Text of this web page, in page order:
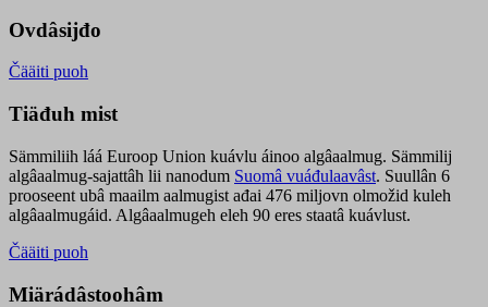
Ovdâsijđo
Čääiti puoh
Tiäđuh mist
Sämmiliih láá Euroop Union kuávlu áinoo algâaalmug. Sämmilij
algâaalmug-sajattâh lii nanodum Suomâ vuáđulaavâst. Suullân 6
prooseent ubâ maailm aalmugist ađai 476 miljovn olmožid kuleh
algâaalmugáid. Algâaalmugeh eleh 90 eres staatâ kuávlust.
Čääiti puoh
Miärádâstoohâm